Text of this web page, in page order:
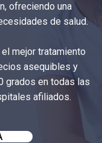
ofreciendo una
de salud.
mejor tratamiento
asequibles y
grados en todas las
afiliados.